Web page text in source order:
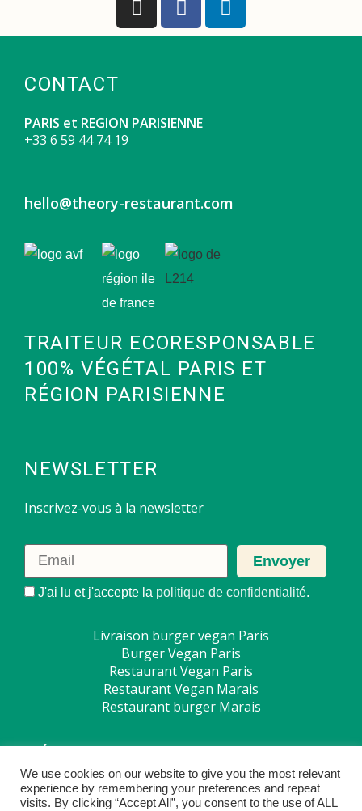
CONTACT
PARIS et REGION PARISIENNE
+33 6 59 44 74 19
hello@theory-restaurant.com
TRAITEUR ECORESPONSABLE
100% VÉGÉTAL PARIS ET
RÉGION PARISIENNE
NEWSLETTER
Inscrivez-vous à la newsletter
J'ai lu et j'accepte la politique de confidentialité.
Livraison burger vegan Paris
Burger Vegan Paris
Restaurant Vegan Paris
Restaurant Vegan Marais
Restaurant burger Marais
We use cookies on our website to give you the most relevant
experience by remembering your preferences and repeat
visits. By clicking “Accept All”, you consent to the use of ALL